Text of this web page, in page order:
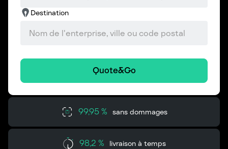
Destination
Quote&Go
99,95 % sans dommages
98,2 % livraison à temps